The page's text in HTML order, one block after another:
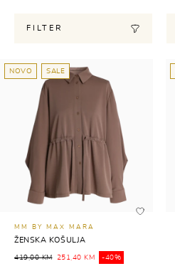
FILTER
NOVO SALE
MM BY MAX MARA
ŽENSKA KOŠULJA
419,00 KM 251,40 KM -40%